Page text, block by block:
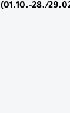
28./